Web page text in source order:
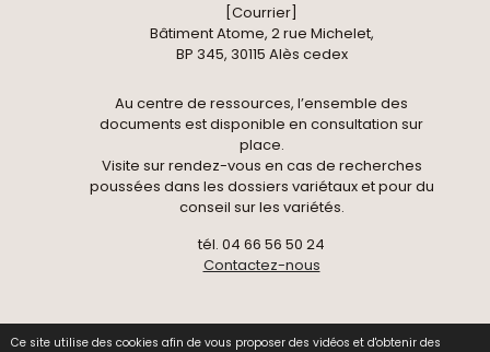
Ce site utilise des cookies afin de vous proposer des vidéos et d'obtenir des
[Courrier]
Bâtiment Atome, 2 rue Michelet,
BP 345, 30115 Alès cedex
Au centre de ressources, l’ensemble des
documents est disponible en consultation sur
place.
Visite sur rendez-vous en cas de recherches
poussées dans les dossiers variétaux et pour du
conseil sur les variétés.
tél. 04 66 56 50 24
Contactez-nous